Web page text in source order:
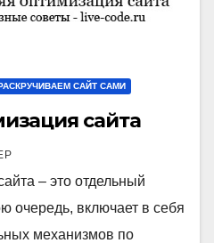
САЙТ САМИ
сайта
– это отдельный
очередь, включает в себя
механизмов по